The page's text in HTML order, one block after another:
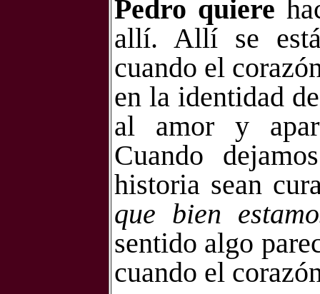
Pedro quiere
allí. Allí se
cuando el
en la identidad
al amor y
Cuando
historia sean
que bien
sentido algo
cuando el